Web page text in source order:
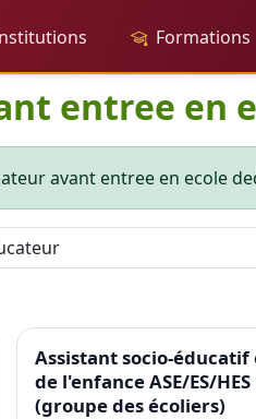
Formations
entree en
avant entree en ecole
Assistant socio-
de l'enfance ASE/ES/
(groupe des écoliers)